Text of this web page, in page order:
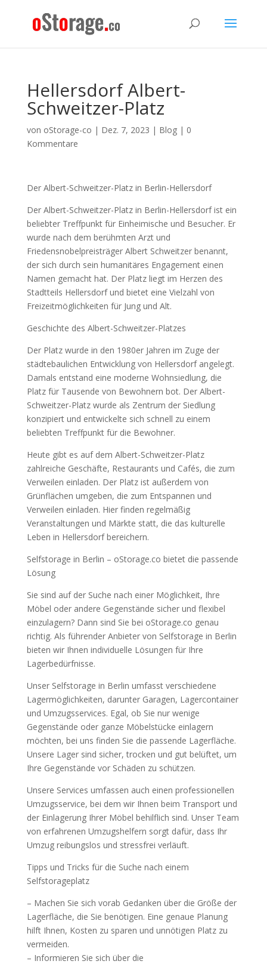
Hellersdorf Albert-
Schweitzer-Platz
von oStorage-co | Dez. 7, 2023 | Blog| 0
Kommentare
Der Albert-Schweitzer-Platz in Berlin-Hellersdorf
Der Albert-Schweitzer-Platz in Berlin-Hellersdorf ist ein
beliebter Treffpunkt für Einheimische und Besucher. Er
wurde nach dem berühmten Arzt und
Friedensnobelpreisträger Albert Schweitzer benannt,
der sich durch sein humanitäres Engagement einen
Namen gemacht hat. Der Platz liegt im Herzen des
Stadtteils Hellersdorf und bietet eine Vielzahl von
Freizeitmöglichkeiten für Jung und Alt.
Geschichte des Albert-Schweitzer-Platzes
Der Platz wurde in den 1980er Jahren im Zuge der
städtebaulichen Entwicklung von Hellersdorf angelegt.
Damals entstand eine moderne Wohnsiedlung, die
Platz für Tausende von Bewohnern bot. Der Albert-
Schweitzer-Platz wurde als Zentrum der Siedlung
konzipiert und entwickelte sich schnell zu einem
beliebten Treffpunkt für die Bewohner.
Heute gibt es auf dem Albert-Schweitzer-Platz
zahlreiche Geschäfte, Restaurants und Cafés, die zum
Verweilen einladen. Der Platz ist außerdem von
Grünflächen umgeben, die zum Entspannen und
Verweilen einladen. Hier finden regelmäßig
Veranstaltungen und Märkte statt, die das kulturelle
Leben in Hellersdorf bereichern.
Selfstorage in Berlin – oStorage.co bietet die passende
Lösung
Sie sind auf der Suche nach einer Möglichkeit, Ihre
Möbel oder andere Gegenstände sicher und flexibel
einzulagern? Dann sind Sie bei oStorage.co genau
richtig. Als führender Anbieter von Selfstorage in Berlin
bieten wir Ihnen individuelle Lösungen für Ihre
Lagerbedürfnisse.
Unser Selfstorage in Berlin umfasst verschiedene
Lagermöglichkeiten, darunter Garagen, Lagercontainer
und Umzugsservices. Egal, ob Sie nur wenige
Gegenstände oder ganze Möbelstücke einlagern
möchten, bei uns finden Sie die passende Lagerfläche.
Unsere Lager sind sicher, trocken und gut belüftet, um
Ihre Gegenstände vor Schäden zu schützen.
Unsere Services umfassen auch einen professionellen
Umzugsservice, bei dem wir Ihnen beim Transport und
der Einlagerung Ihrer Möbel behilflich sind. Unser Team
von erfahrenen Umzugshelfern sorgt dafür, dass Ihr
Umzug reibungslos und stressfrei verläuft.
Tipps und Tricks für die Suche nach einem
Selfstorageplatz
– Machen Sie sich vorab Gedanken über die Größe der
Lagerfläche, die Sie benötigen. Eine genaue Planung
hilft Ihnen, Kosten zu sparen und unnötigen Platz zu
vermeiden.
– Informieren Sie sich über die